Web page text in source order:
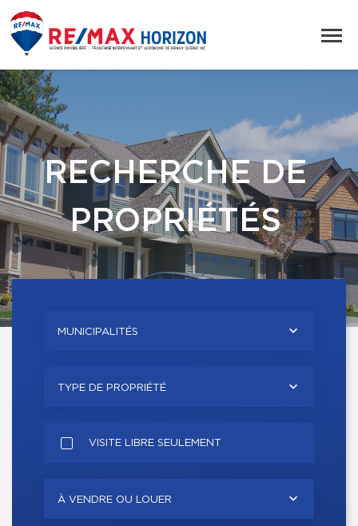
RECHERCHE DE
PROPRIÉTÉS
MUNICIPALITÉS
TYPE DE PROPRIÉTÉ
VISITE LIBRE SEULEMENT
À VENDRE OU LOUER